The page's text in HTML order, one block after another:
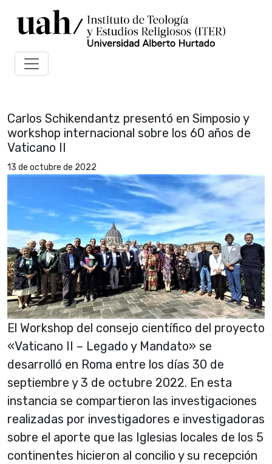
Carlos Schikendantz presentó en Simposio y
workshop internacional sobre los 60 años de
Vaticano II
13 de octubre de 2022
El Workshop del consejo científico del proyecto
«Vaticano II – Legado y Mandato» se
desarrolló en Roma entre los días 30 de
septiembre y 3 de octubre 2022. En esta
instancia se compartieron las investigaciones
realizadas por investigadores e investigadoras
sobre el aporte que las Iglesias locales de los 5
continentes hicieron al concilio y su recepción